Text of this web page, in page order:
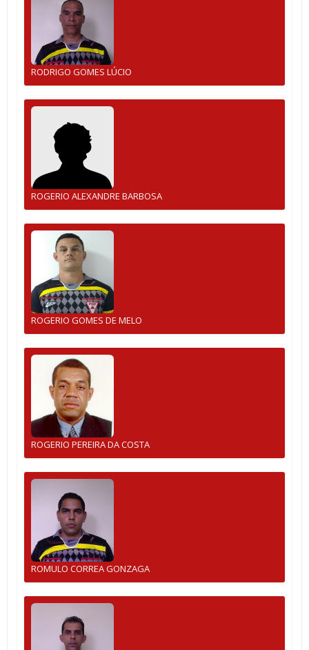
RODRIGO GOMES LÚCIO
ROGERIO ALEXANDRE BARBOSA
ROGERIO GOMES DE MELO
ROGERIO PEREIRA DA COSTA
ROMULO CORREA GONZAGA